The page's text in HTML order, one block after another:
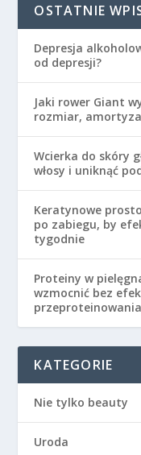
OSTATNIE
Depresja
od depresji?
Jaki rower Giant
rozmiar,
Wcierka do skóry
włosy i uniknąć
Keratynowe
po zabiegu, by
tygodnie
Proteiny w
wzmocnić bez
przeproteinowania
KATEGORIE
Nie tylko beauty
Uroda